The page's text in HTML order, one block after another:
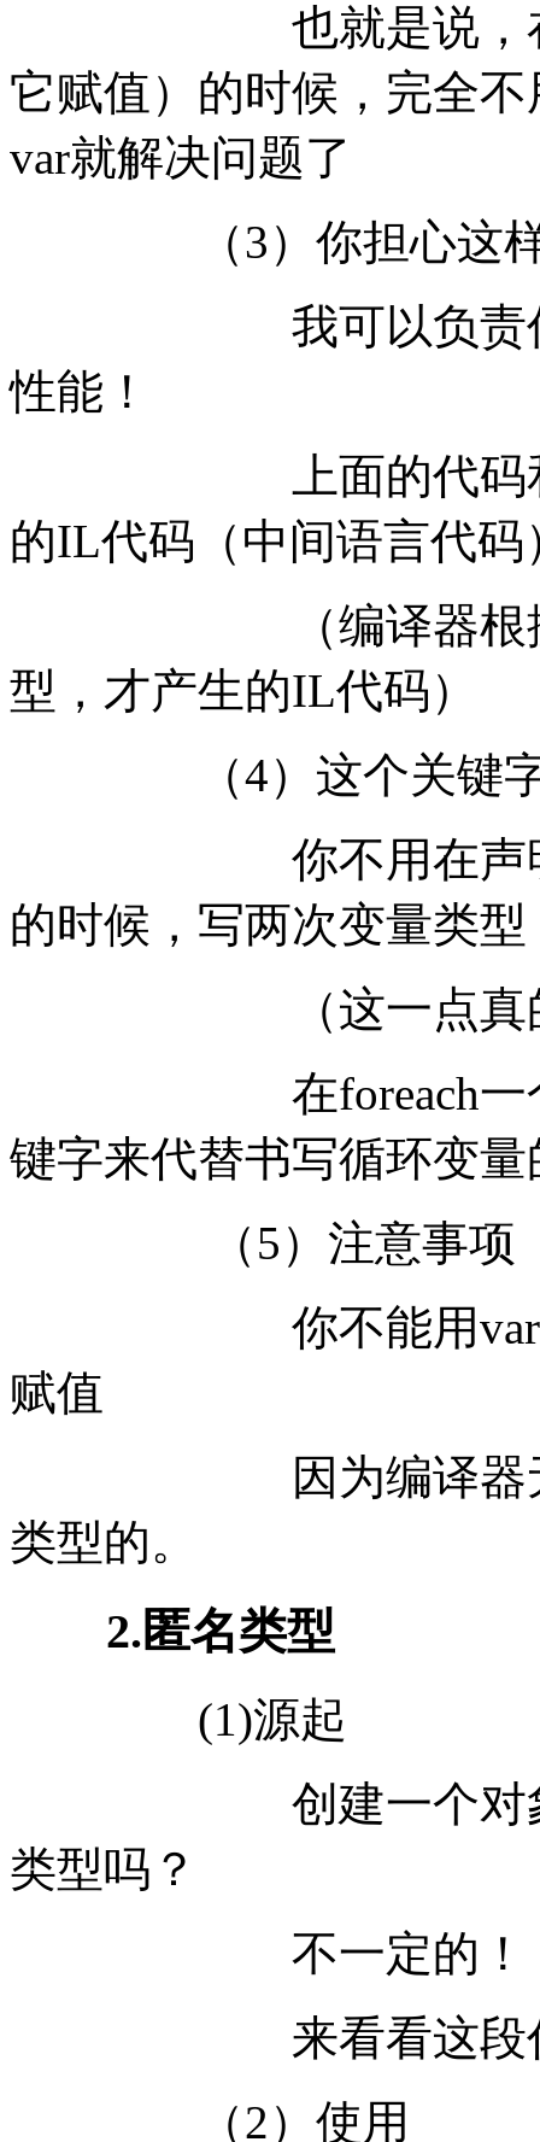
也就是说，在声
它赋值）的时候，完全
var就解决问题了
（3）你担心这样
我可以负责任的
性能！
上面的代码和注
的IL代码（中间语言代
（编译器根据变
型，才产生的
（4）这个关键字
你不用在声明一
的时候，写两次变量类型
（这一点真的为
在foreach一个集
键字来代替书写循环变量
（5）注意事项
你不能用var关键
赋值
因为编译器无法
类型的。
2.匿名类型
(1)源起
创建一个对象，
类型吗？
不一定的！
来看看这段
（2）使用